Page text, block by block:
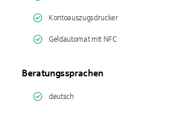
Kontoauszugsdrucker
Geldautomat mit NFC
Beratungssprachen
deutsch